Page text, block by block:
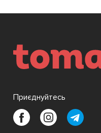
Приєднуйтесь